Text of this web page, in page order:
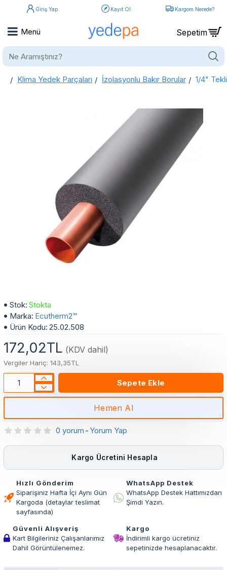
Giriş Yap Kayıt Ol Kargom Nerede?
Ne
home
Klima Yedek Parçaları İzolasyonlu Bakır Borular 1/4"
Stok: Stokta
Marka: Ecutherm2™
Ürün Kodu: 25.02.508
0 yorum - Yorum Yap
172,02TL (KDV dahil)
Vergiler Hariç: 143,35TL
Sepete Ekle
Hemen Al
Kargo Ücretini Hesapla
Hızlı Gönderim
Siparişiniz Hafta İçi Aynı Gün
Kargoda (detaylar teslimat
sayfasında)
WhatsApp Destek
WhatsApp Destek Hattımızdan
Şimdi Yazın.
Güvenli Alışveriş
Kart Bilgileriniz Çalışanlarımız
Dahil Görüntülenemez.
Kargo
İndirimli kargo ücretiniz
sepetinizde hesaplanacaktır.